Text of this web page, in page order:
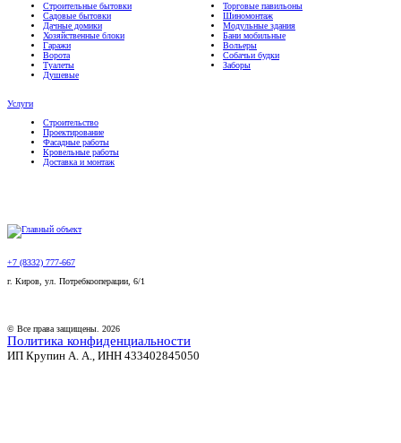
Строительные бытовки
Садовые бытовки
Дачные домики
Хозяйственные блоки
Гаражи
Ворота
Туалеты
Душевые
Торговые павильоны
Шиномонтаж
Модульные здания
Бани мобильные
Вольеры
Собачьи будки
Заборы
Услуги
Строительство
Проектирование
Фасадные работы
Кровельные работы
Доставка и монтаж
+7 (8332) 777-667
г. Киров, ул. Потребкооперации, 6/1
© Все права защищены. 2026
Политика конфиденциальности
ИП Крупин А. А., ИНН 433402845050